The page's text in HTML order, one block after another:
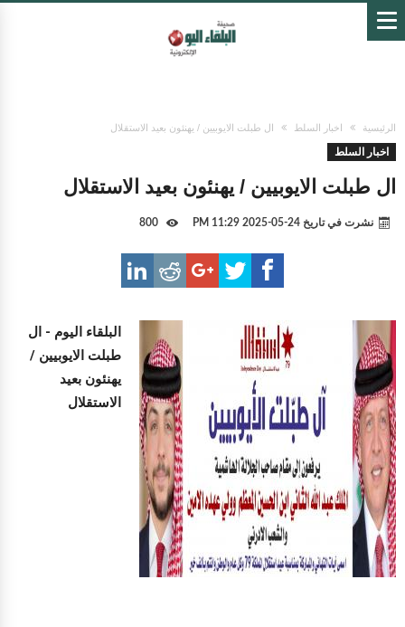
الرئيسية اخبار السلط ال طبلت الايوبيين / يهنئون بعيد الاستقلال
اخبار السلط
ال طبلت الايوبيين / يهنئون بعيد الاستقلال
نشرت في تاريخ 24-05-2025 11:29 PM
البلقاء اليوم - ال
طبلت الايوبيين /
يهنئون بعيد
الاستقلال